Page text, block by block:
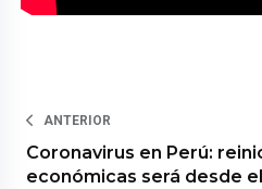
ANTERIOR
Coronavirus en Perú:
económicas será desde